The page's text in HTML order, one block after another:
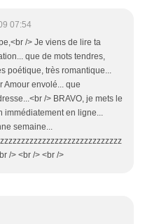
07:54
/> Je viens de lire ta
que de mots tendres,
poétique, très romantique...
Amour envolé... que
/> BRAVO, je mets le
immédiatement en ligne...
semaine...
/> <br /> <br />